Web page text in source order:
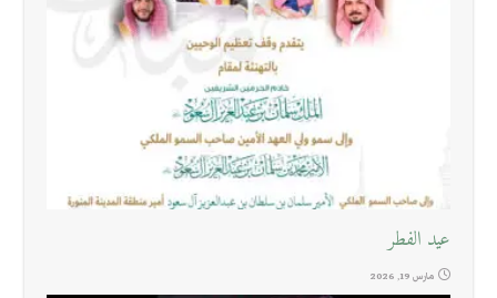
عيد الفطر
مارس 19, 2026